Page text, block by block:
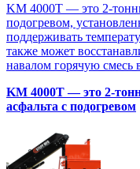
KM 4000T — это 2-
подогревом,
поддерживать
также может
навалом горячую смесь
KM 4000T — это 2-
асфальта с подогревом